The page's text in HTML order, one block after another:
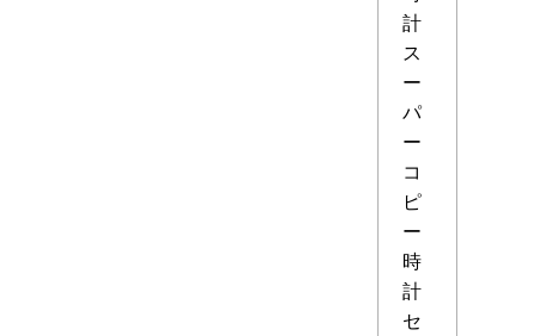
計
ス
ー
パ
ー
コ
ピ
ー
時
計
セ